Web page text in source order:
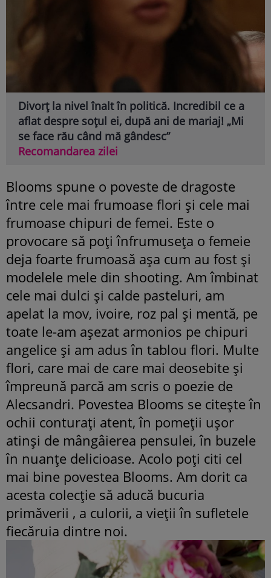
Divorț la nivel înalt în politică. Incredibil ce a
aflat despre soțul ei, după ani de mariaj! „Mi
se face rău când mă gândesc”
Recomandarea zilei
Blooms spune o poveste de dragoste
între cele mai frumoase flori şi cele mai
frumoase chipuri de femei. Este o
provocare să poţi înfrumuseţa o femeie
deja foarte frumoasă aşa cum au fost şi
modelele mele din shooting. Am îmbinat
cele mai dulci şi calde pasteluri, am
apelat la mov, ivoire, roz pal şi mentă, pe
toate le-am aşezat armonios pe chipuri
angelice şi am adus în tablou flori. Multe
flori, care mai de care mai deosebite şi
împreună parcă am scris o poezie de
Alecsandri. Povestea Blooms se citeşte în
ochii conturaţi atent, în pomeţii uşor
atinşi de mângâierea pensulei, în buzele
în nuanţe delicioase. Acolo poţi citi cel
mai bine povestea Blooms. Am dorit ca
acesta colecţie să aducă bucuria
primăverii , a culorii, a vieții în sufletele
fiecăruia dintre noi.